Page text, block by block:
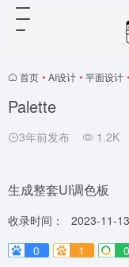
首页 • AI设计 • 平面设计 •
Palette
3年前发布 1.2K
生成整套UI调色板
收录时间：
2023-11-13
0
1 0